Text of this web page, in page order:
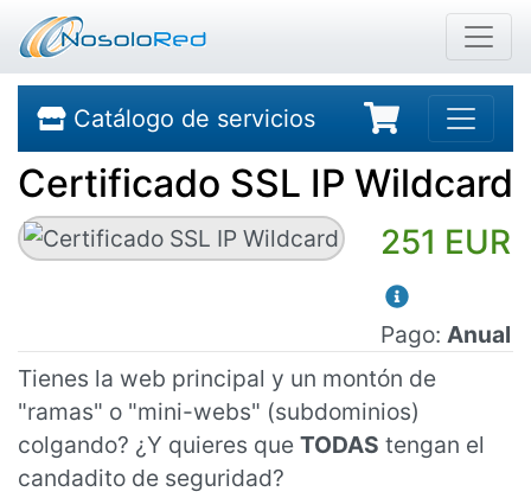
Catálogo de servicios
Certificado SSL IP Wildcard
251 EUR
Pago: Anual
Tienes la web principal y un montón de
"ramas" o "mini-webs" (subdominios)
colgando? ¿Y quieres que TODAS tengan el
candadito de seguridad?